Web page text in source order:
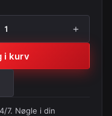
1 +
i kurv
7. Nøgle i din